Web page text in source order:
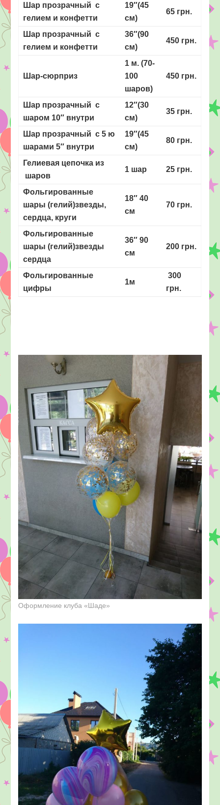
Шар прозрачный с
гелием и конфетти
19″(45
см)
65 грн.
Шар прозрачный с
гелием и конфетти
36″(90
см)
450 грн.
Шар-сюрприз
1 м. (70-
100
шаров)
450 грн.
Шар прозрачный с
шаром 10″ внутри
12″(30
см)
35 грн.
Шар прозрачный с 5 ю
шарами 5″ внутри
19″(45
см)
80 грн.
Гелиевая цепочка из
шаров
1 шар 25 грн.
Фольгированные
шары (гелий)звезды,
сердца, круги
18″ 40
см
70 грн.
Фольгированные
шары (гелий)звезды
сердца
36″ 90
см
200 грн.
Фольгированные
цифры
1м
300
грн.
Оформление клуба «Шаде»